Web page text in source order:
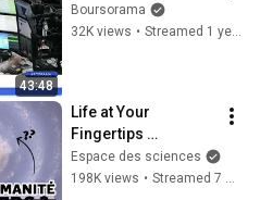
43:48
Boursorama
32K views • Streamed 1 year ago
Life at Your
Fingertips
[Christophe Galfard]
Espace des sciences
198K views •